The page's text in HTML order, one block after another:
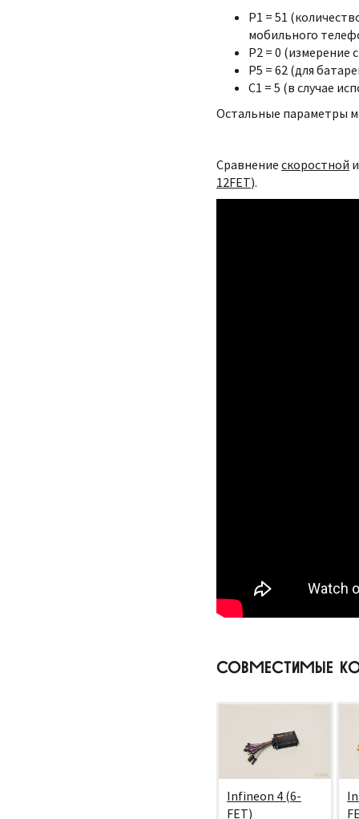
P1 = 51
мобильного
P2 = 0 (измерение
P5 = 62 (для
C1 = 5 (в случае
Остальные параметры
Сравнение скоростной
12FET).
СОВМЕСТИМЫЕ
Infineon 4 (6-
FET)